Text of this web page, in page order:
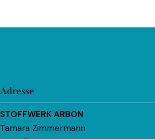
Adresse
STOFFWERK ARBON
Tamara Zimmermann